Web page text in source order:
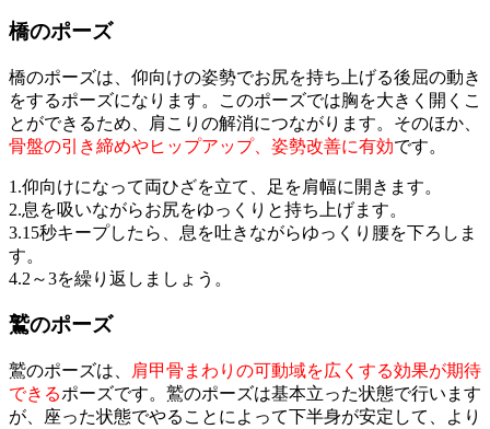
橋のポーズ
橋のポーズは、仰向けの姿勢でお尻を持ち上げる後屈の動き
をするポーズになります。このポーズでは胸を大きく開くこ
とができるため、肩こりの解消につながります。そのほか、
骨盤の引き締めやヒップアップ、姿勢改善に有効です。
1.仰向けになって両ひざを立て、足を肩幅に開きます。
2.息を吸いながらお尻をゆっくりと持ち上げます。
3.15秒キープしたら、息を吐きながらゆっくり腰を下ろしま
す。
4.2～3を繰り返しましょう。
鷲のポーズ
鷲のポーズは、
肩甲骨まわりの可動域を広くする効果が期待
できるポーズです。鷲のポーズは基本立った状態で行います
が、座った状態でやることによって下半身が安定して、より